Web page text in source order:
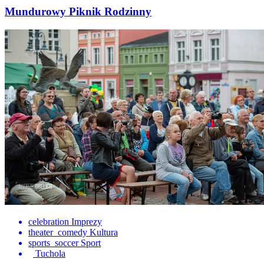
Mundurowy Piknik Rodzinny
celebration Imprezy
theater_comedy Kultura
sports_soccerSport
Tuchola